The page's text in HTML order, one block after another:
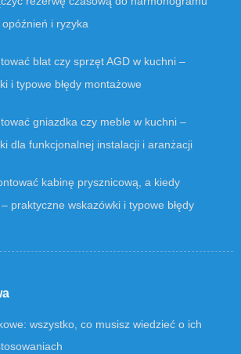
i ryzyka
blat czy sprzęt AGD w kuchni –
i typowe błędy montażowe
gniazdka czy meble w kuchni –
dla funkcjonalnej instalacji i aranżacji
kabinę prysznicową, a kiedy
praktyczne wskazówki i typowe błędy
wszystko, co musisz wiedzieć o ich